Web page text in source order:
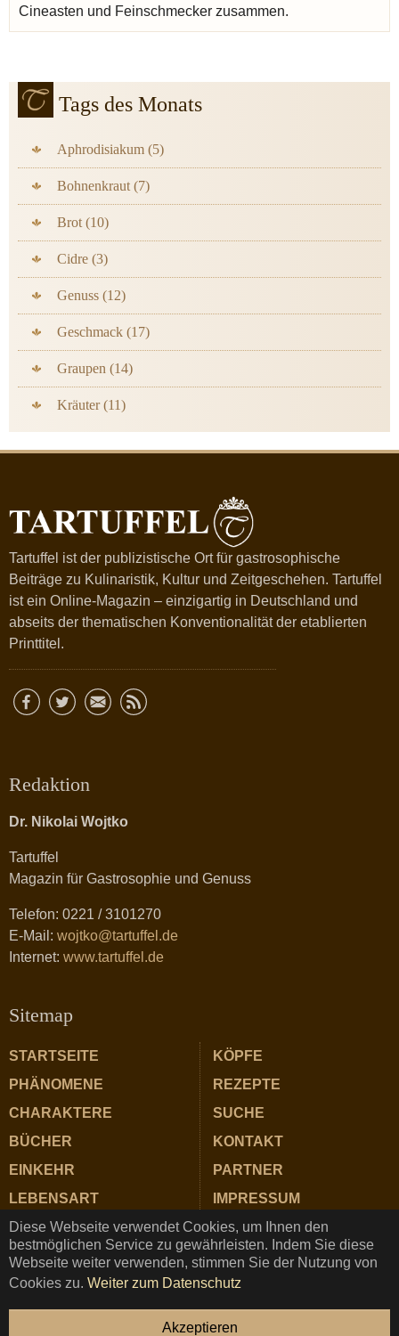
Diese Webseite verwendet Cookies, um Ihnen den
bestmöglichen Service zu gewährleisten. Indem Sie diese
Webseite weiter verwenden, stimmen Sie der Nutzung von
Cookies zu. Weiter zum Datenschutz
Akzeptieren
Cineasten und Feinschmecker zusammen.
Tags des Monats
Aphrodisiakum (5)
Bohnenkraut (7)
Brot (10)
Cidre (3)
Genuss (12)
Geschmack (17)
Graupen (14)
Kräuter (11)
Tartuffel ist der publizistische Ort für gastrosophische
Beiträge zu Kulinaristik, Kultur und Zeitgeschehen. Tartuffel
ist ein Online-Magazin – einzigartig in Deutschland und
abseits der thematischen Konventionalität der etablierten
Printtitel.
Redaktion
Dr. Nikolai Wojtko
Tartuffel
Magazin für Gastrosophie und Genuss
Telefon: 0221 / 3101270
E-Mail: wojtko@tartuffel.de
Internet: www.tartuffel.de
Sitemap
STARTSEITE
PHÄNOMENE
CHARAKTERE
BÜCHER
EINKEHR
LEBENSART
ZUTATEN
KÖPFE
REZEPTE
SUCHE
KONTAKT
PARTNER
IMPRESSUM
DATENSCHUTZ
TARTUFFEL © Copyright 2025 ★ Magazin für Gastrosophie